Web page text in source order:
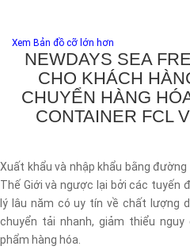
Xem Bản đồ cỡ lớn hơn
NEWDAYS SEA
CHO KHÁCH
CHUYỂN HÀNG
CONTAINER FCL
Xuất khẩu và nhập khẩu bằng
Thế Giới và ngược lại bởi các tuyến
lý lâu năm có uy tín về chất lượng
chuyển tải nhanh, giảm thiểu
phẩm hàng hóa.